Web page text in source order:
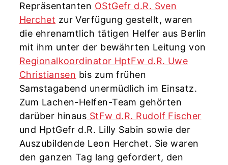
Repräsentanten OStGefr d.R. Sven
Herchet zur Verfügung gestellt, waren
die ehrenamtlich tätigen Helfer aus Berlin
mit ihm unter der bewährten Leitung von
Regionalkoordinator HptFw d.R. Uwe
Christiansen bis zum frühen
Samstagabend unermüdlich im Einsatz.
Zum Lachen-Helfen-Team gehörten
darüber hinaus StFw d.R. Rudolf Fischer
und HptGefr d.R. Lilly Sabin sowie der
Auszubildende Leon Herchet. Sie waren
den ganzen Tag lang gefordert, den